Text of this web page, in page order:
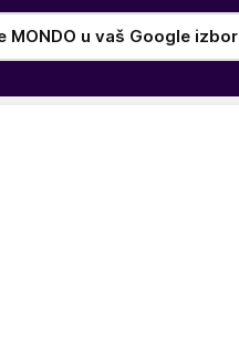
MONDO u vaš Google izbor